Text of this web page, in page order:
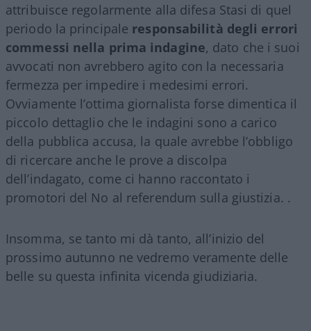
attribuisce regolarmente alla difesa Stasi di quel
periodo la principale responsabilità degli errori
commessi nella prima indagine, dato che i suoi
avvocati non avrebbero agito con la necessaria
fermezza per impedire i medesimi errori.
Ovviamente l’ottima giornalista forse dimentica il
piccolo dettaglio che le indagini sono a carico
della pubblica accusa, la quale avrebbe l’obbligo
di ricercare anche le prove a discolpa
dell’indagato, come ci hanno raccontato i
promotori del No al referendum sulla giustizia. .
Insomma, se tanto mi dà tanto, all’inizio del
prossimo autunno ne vedremo veramente delle
belle su questa infinita vicenda giudiziaria.